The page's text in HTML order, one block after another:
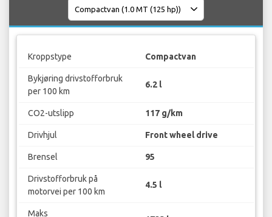
Kroppstype Compactvan
Bykjøring drivstofforbruk
per 100 km
6.2 l
CO2-utslipp 117 g/km
Drivhjul Front wheel drive
Brensel 95
Drivstofforbruk på
motorvei per 100 km
4.5 l
Maks